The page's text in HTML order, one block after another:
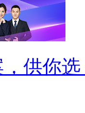
供你